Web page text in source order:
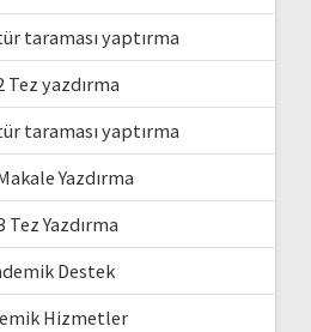
taraması yaptırma
Tez yazdırma
taraması yaptırma
Yazdırma
Tez Yazdırma
Destek
Hizmetler